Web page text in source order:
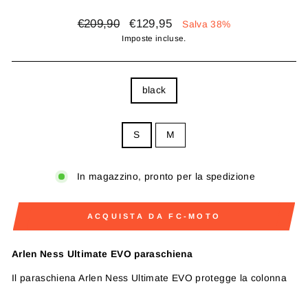
Prezzo
€209,90
Prezzo
scontato
€129,95 Salva 38%
Imposte incluse.
black
S M
In magazzino, pronto per la spedizione
ACQUISTA DA FC-MOTO
Arlen Ness Ultimate EVO paraschiena
Il paraschiena Arlen Ness Ultimate EVO protegge la colonna